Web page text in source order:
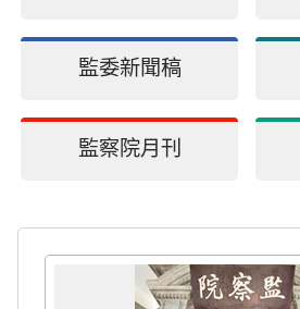
監委新聞稿
監察院月刊